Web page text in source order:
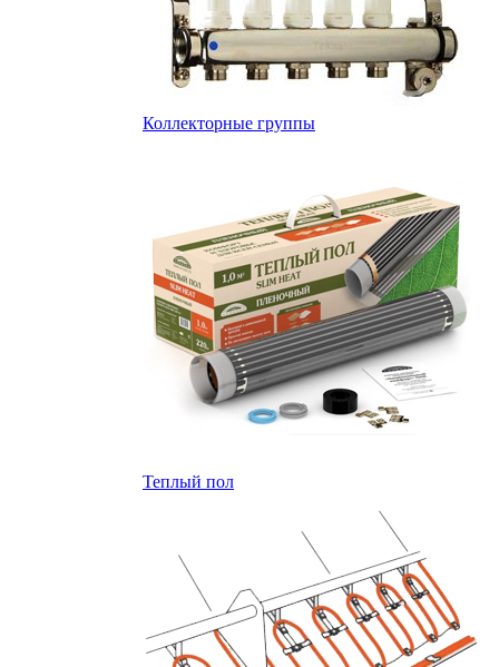
Коллекторные группы
Теплый пол